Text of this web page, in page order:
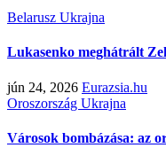
Belarusz Ukrajna
Lukasenko meghátrált
jún 24, 2026 Eurazsia.hu
Oroszország Ukrajna
Városok bombázása: az